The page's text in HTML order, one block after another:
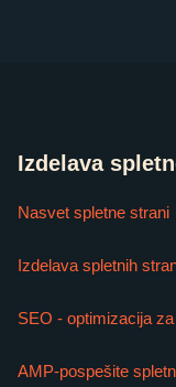
Izdelava
Nasvet spletne strani
Izdelava spletnih
SEO - optimizacija
AMP-pospešite